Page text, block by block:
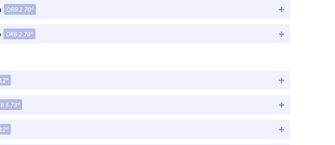
ORB2.70°
ORB2.70°
5.73°